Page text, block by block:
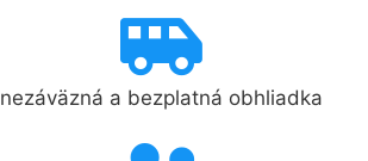
nezáväzná a bezplatná obhliadka